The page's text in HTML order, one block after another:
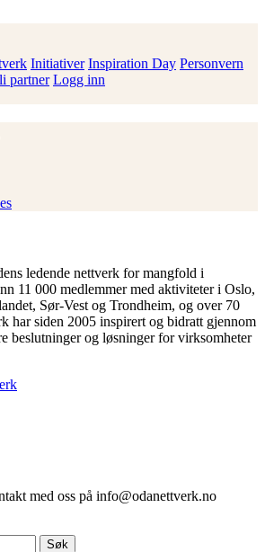
Initiativer Inspiration Day Personvern
partner Logg inn
ledende nettverk for mangfold i
11 000 medlemmer med aktiviteter i Oslo,
Sør-Vest og Trondheim, og over 70
har siden 2005 inspirert og bidratt gjennom
beslutninger og løsninger for virksomheter
med oss på info@odanettverk.no